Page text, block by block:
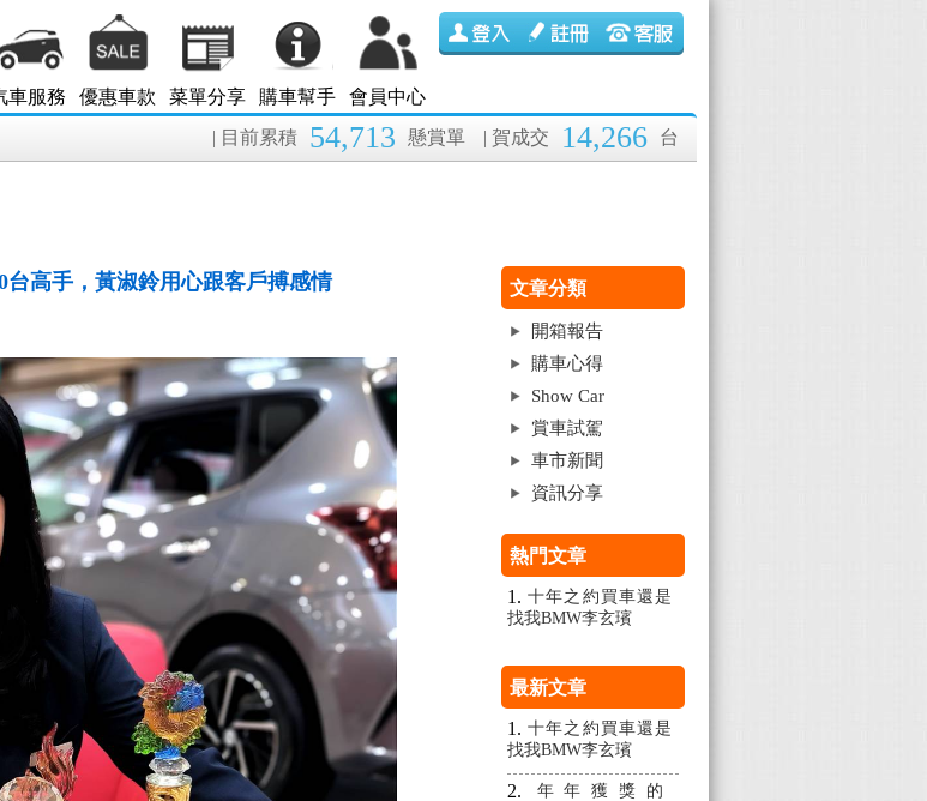
車服務 優惠車款 菜單分享 購車幫手 會員中心
| 賀成交 14,266 台
| 目前累積 54,713 懸賞單
高手，黃淑鈴用心跟客戶搏感情 文章分類
開箱報告
購車心得
Show Car
賞車試駕
車市新聞
資訊分享
熱門文章
十年之約買車還是
找我BMW李玄璸
最新文章
十年之約買車還是
找我BMW李玄璸
年年獲獎的